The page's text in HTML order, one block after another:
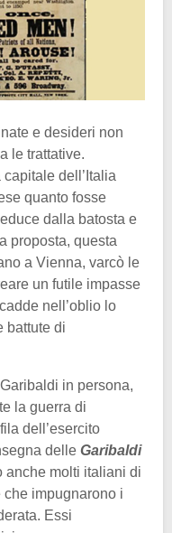
e desideri non
le trattative.
dell’Italia
quanto fosse
dalla batosta e
proposta, questa
a Vienna, varcò le
un futile impasse
nell’oblio lo
battute di
in persona,
la guerra di
dell’esercito
delle Garibaldi
anche molti italiani di
impugnarono i
Essi